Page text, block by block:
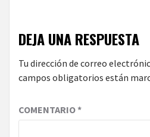
DEJA UNA RESPUESTA
Tu dirección de correo
campos obligatorios están
COMENTARIO*